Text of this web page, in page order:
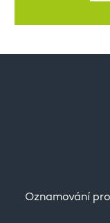
Oznamování